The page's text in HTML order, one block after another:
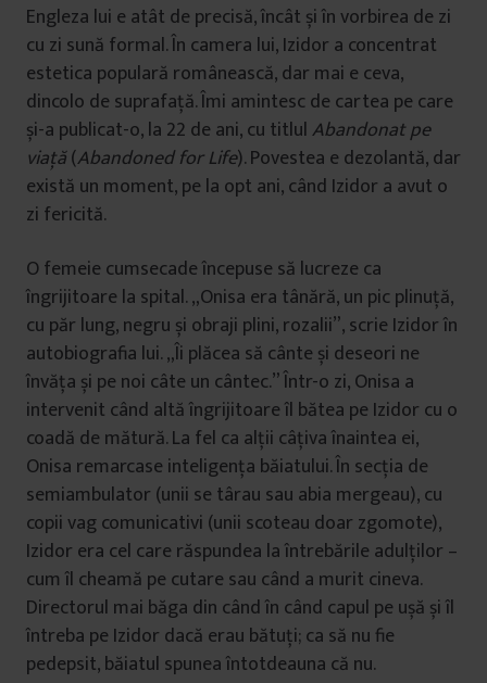
Engleza lui e atât de precisă, încât și în vorbirea de zi
cu zi sună formal. În camera lui, Izidor a concentrat
estetica populară românească, dar mai e ceva,
dincolo de suprafață. Îmi amintesc de cartea pe care
și-a publicat-o, la 22 de ani, cu titlulAbandonat pe
viață(Abandoned for Life). Povestea e dezolantă, dar
există un moment, pe la opt ani, când Izidor a avut o
zi fericită.
O femeie cumsecade începuse să lucreze ca
îngrijitoare la spital. „Onisa era tânără, un pic plinuță,
cu păr lung, negru și obraji plini, rozalii”, scrie Izidor în
autobiografia lui. „Îi plăcea să cânte și deseori ne
învăța și pe noi câte un cântec.” Într-o zi, Onisa a
intervenit când altă îngrijitoare îl bătea pe Izidor cu o
coadă de mătură. La fel ca alții câțiva înaintea ei,
Onisa remarcase inteligența băiatului. În secția de
semiambulator (unii se târau sau abia mergeau), cu
copii vag comunicativi (unii scoteau doar zgomote),
Izidor era cel care răspundea la întrebările adulților –
cum îl cheamă pe cutare sau când a murit cineva.
Directorul mai băga din când în când capul pe ușă și îl
întreba pe Izidor dacă erau bătuți; ca să nu fie
pedepsit, băiatul spunea întotdeauna că nu.